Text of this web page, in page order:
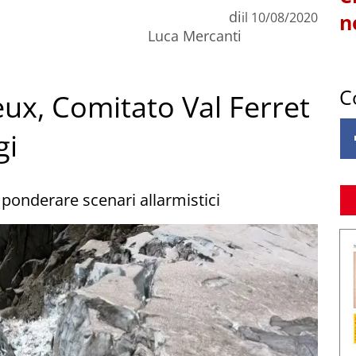
di
Luca Mercanti
il 10/08/2020
Comitato Val Ferret
scenari allarmistici